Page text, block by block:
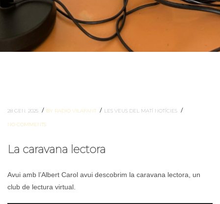
28 GEN. 2025 / BY RADIO VILAFANT / LES VEUS DEL MATÍ NOTÍCIES /
NO COMMENTS
La caravana lectora
Avui amb l’Albert Carol avui descobrim la caravana lectora, un
club de lectura virtual.